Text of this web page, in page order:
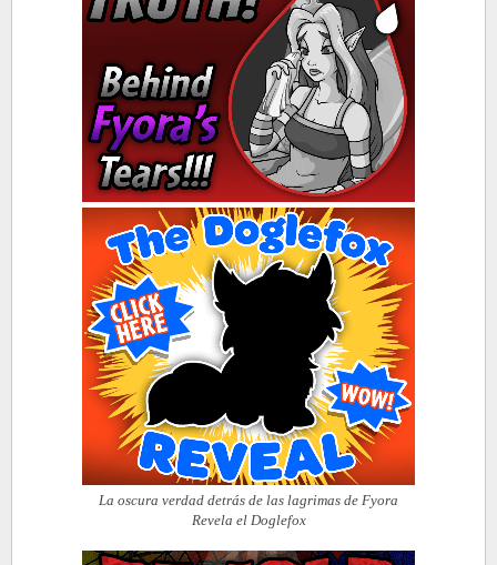
La oscura verdad detrás de las lagrimas de Fyora
Revela el Doglefox